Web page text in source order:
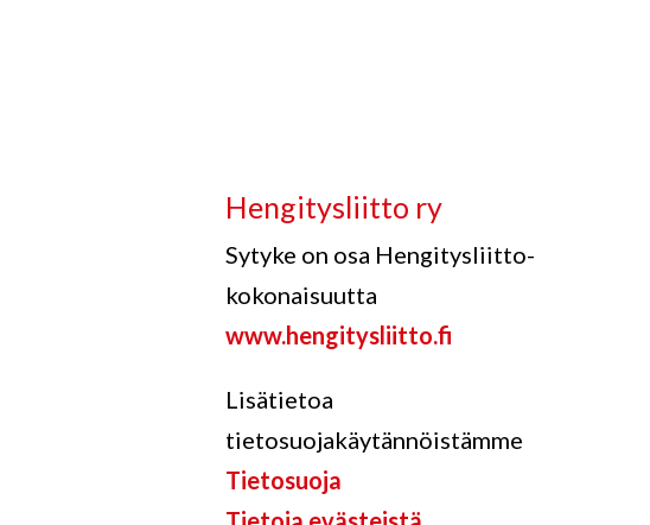
Hengitysliitto ry
Sytyke on osa Hengitysliitto-
kokonaisuutta
www.hengitysliitto.fi
Lisätietoa
tietosuojakäytännöistämme
Tietosuoja